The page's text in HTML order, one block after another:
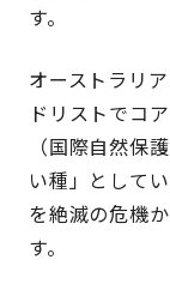
す。
オーストラリ
ドリストでコ
（国際自然保
い種」として
を絶滅の危機
す。